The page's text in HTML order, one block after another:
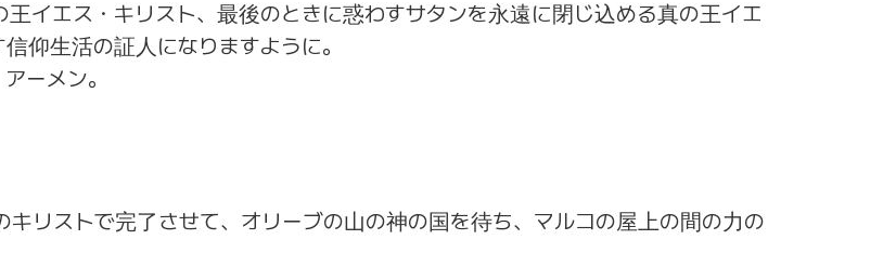
イエス・キリスト、最後のときに惑わすサタンを永遠に閉じ込める真の王イエ
仰生活の証人になりますように。
ーメン。
リストで完了させて、オリーブの山の神の国を待ち、マルコの屋上の間の力の